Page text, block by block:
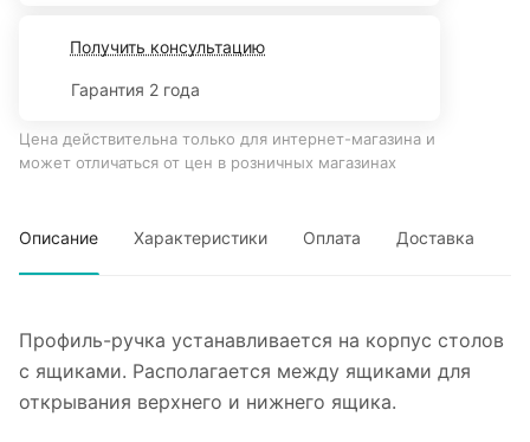
Получить консультацию
Гарантия 2 года
Цена действительна только для интернет-магазина и
может отличаться от цен в розничных магазинах
Описание Характеристики Оплата Доставка
Профиль-ручка устанавливается на корпус столов
с ящиками. Располагается между ящиками для
открывания верхнего и нижнего ящика.